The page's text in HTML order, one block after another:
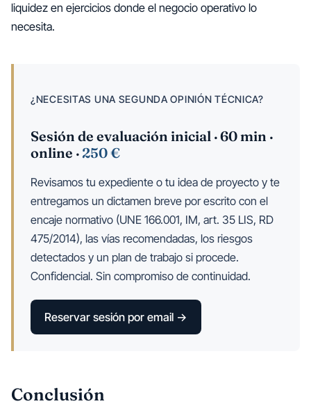
liquidez en ejercicios donde el negocio operativo lo
necesita.
¿NECESITAS UNA SEGUNDA OPINIÓN TÉCNICA?
Sesión de evaluación inicial · 60 min ·
online · 250 €
Revisamos tu expediente o tu idea de proyecto y te
entregamos un dictamen breve por escrito con el
encaje normativo (UNE 166.001, IM, art. 35 LIS, RD
475/2014), las vías recomendadas, los riesgos
detectados y un plan de trabajo si procede.
Confidencial. Sin compromiso de continuidad.
Reservar sesión por email →
Conclusión